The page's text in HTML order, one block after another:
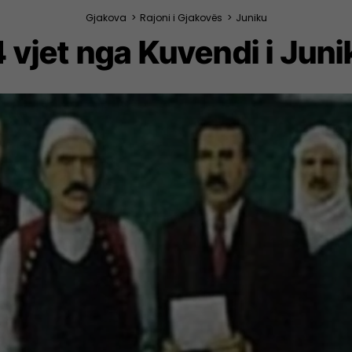
Gjakova > Rajoni i Gjakovës > Juniku
vjet nga Kuvendi i